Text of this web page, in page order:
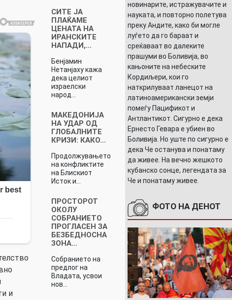
и
СИТЕ ЈА
ПЛАЌАМЕ
ЦЕНАТА НА
ИРАНСКИТЕ
НАПАДИ,…
Бенјамин
Нетанјаху кажа
дека целиот
израелски
народ…
МАКЕДОНИЈА
НА УДАР ОД
ГЛОБАЛНИТЕ
КРИЗИ: КАКО…
Продолжувањето
на конфликтите
на Блискиот
Исток и…
ПРОСТОРОТ
ОКОЛУ
СОБРАНИЕТО
ПРОГЛАСЕН ЗА
БЕЗБЕДНОСНА
ЗОНА…
Собранието на
предлог на
Владата, усвои
нов…
новинарите, истражувачите и
науката, и повторно полетува
преку Андите, како би могле
луѓето да го бараат и
среќаваат во далеките
прашуми во Боливија, во
кањоните на небеските
Кордиљери, кои го
наткрилуваат ланецот на
латиноамерикански земји
помеѓу Пацификот и
Антлантикот. Сигурно е дека
Ернесто Гевара е убиен во
Боливија. Но уште по сигурно е
дека Че останува и понатаму
да живее. На вечно жешкото
кубанско сонце, легендата за
Че и понатаму живее.
ФОТО НА ДЕНОТ